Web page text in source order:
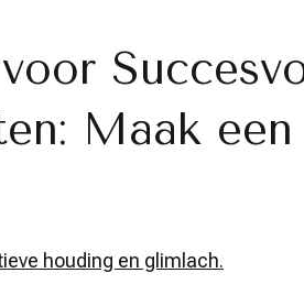
Maak
houding en glimlach.